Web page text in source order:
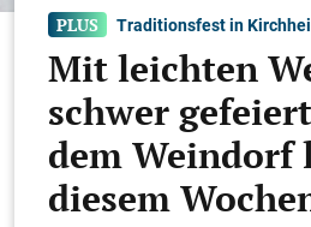
Traditionsfest in
Mit leichten
schwer
dem Weindorf
diesem